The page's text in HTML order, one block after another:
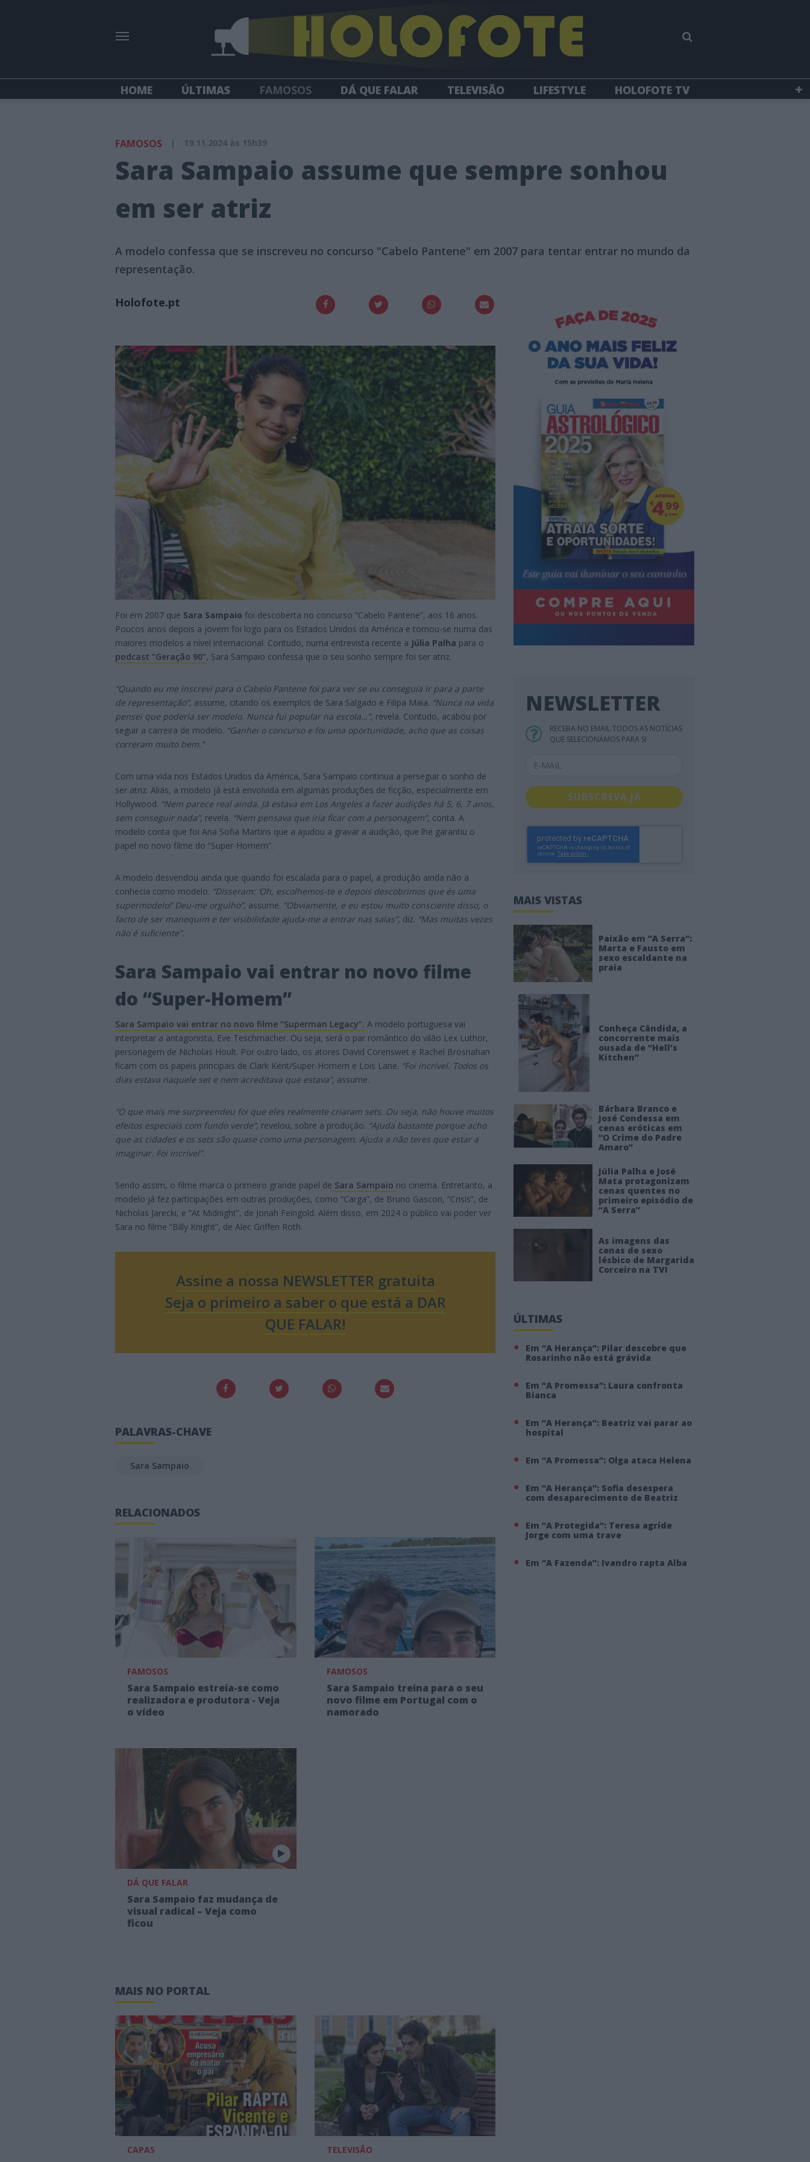
HOME ÚLTIMAS FAMOSOS DÁ QUE FALAR TELEVISÃO LIFESTYLE
HOLOFOTE TV
FAMOSOS | 19.11.2024 às 15h39
Sara Sampaio assume que sempre sonhou
em ser atriz
A modelo confessa que se inscreveu no concurso "Cabelo Pantene" em 2007 para tentar entrar no mundo da
representação.
Holofote.pt
Foi em 2007 que Sara Sampaio foi descoberta no concurso “Cabelo Pantene”, aos 16 anos.
Poucos anos depois a jovem foi logo para os Estados Unidos da América e tornou-se numa das
maiores modelos a nível internacional. Contudo, numa entrevista recente a Júlia Palha para o
podcast “Geração 90”, Sara Sampaio confessa que o seu sonho sempre foi ser atriz.
“Quando eu me inscrevi para o Cabelo Pantene foi para ver se eu conseguia ir para a parte
de representação”, assume, citando os exemplos de Sara Salgado e Filipa Maia. “Nunca na vida
pensei que poderia ser modelo. Nunca fui popular na escola…”, revela. Contudo, acabou por
seguir a carreira de modelo. “Ganhei o concurso e foi uma oportunidade, acho que as coisas
correram muito bem.”
Com uma vida nos Estados Unidos da América, Sara Sampaio continua a perseguir o sonho de
ser atriz. Aliás, a modelo já está envolvida em algumas produções de ficção, especialmente em
Hollywood. “Nem parece real ainda. Já estava em Los Angeles a fazer audições há 5, 6, 7 anos,
sem conseguir nada”, revela. “Nem pensava que iria ficar com a personagem”, conta. A
modelo conta que foi Ana Sofia Martins que a ajudou a gravar a audição, que lhe garantiu o
papel no novo filme do “Super-Homem”.
A modelo desvendou ainda que quando foi escalada para o papel, a produção ainda não a
conhecia como modelo. “Disseram: ‘Oh, escolhemos-te e depois descobrimos que és uma
supermodelo!’ Deu-me orgulho”, assume. “Obviamente, e eu estou muito consciente disso, o
facto de ser manequim e ter visibilidade ajuda-me a entrar nas salas”, diz. “Mas muitas vezes
não é suficiente”.
Sara Sampaio vai entrar no novo filme
do “Super-Homem”
Sara Sampaio vai entrar no novo filme “Superman Legacy”. A modelo portuguesa vai
interpretar a antagonista, Eve Teschmacher. Ou seja, será o par romântico do vilão Lex Luthor,
personagem de Nicholas Hoult. Por outro lado, os atores David Corenswet e Rachel Brosnahan
ficam com os papeis principais de Clark Kent/Super-Homem e Lois Lane. “Foi incrível. Todos os
dias estava naquele set e nem acreditava que estava”, assume.
“O que mais me surpreendeu foi que eles realmente criaram sets. Ou seja, não houve muitos
efeitos especiais com fundo verde”, revelou, sobre a produção. “Ajuda bastante porque acho
que as cidades e os sets são quase como uma personagem. Ajuda a não teres que estar a
imaginar. Foi incrível”.
Sendo assim, o filme marca o primeiro grande papel de Sara Sampaio no cinema. Entretanto, a
modelo já fez participações em outras produções, como “Carga”, de Bruno Gascon, “Crisis”, de
Nicholas Jarecki, e “At Midnight”, de Jonah Feingold. Além disso, em 2024 o público vai poder ver
Sara no filme “Billy Knight”, de Alec Griffen Roth.
Assine a nossa NEWSLETTER gratuita
Seja o primeiro a saber o que está a DAR
QUE FALAR!
PALAVRAS-CHAVE
Sara Sampaio
RELACIONADOS
FAMOSOS
Sara Sampaio estreia-se como
realizadora e produtora - Veja
o vídeo
FAMOSOS
Sara Sampaio treina para o seu
novo filme em Portugal com o
namorado
DÁ QUE FALAR
Sara Sampaio faz mudança de
visual radical – Veja como
ficou
MAIS NO PORTAL
CAPAS TELEVISÃO
NEWSLETTER
RECEBA NO EMAIL TODOS AS NOTÍCIAS
QUE SELECIONÁMOS PARA SI
SUBSCREVA JÁ
MAIS VISTAS
Paixão em “A Serra”:
Marta e Fausto em
sexo escaldante na
praia
Conheça Cândida, a
concorrente mais
ousada de “Hell’s
Kitchen”
Bárbara Branco e
José Condessa em
cenas eróticas em
“O Crime do Padre
Amaro”
Júlia Palha e José
Mata protagonizam
cenas quentes no
primeiro episódio de
“A Serra”
As imagens das
cenas de sexo
lésbico de Margarida
Corceiro na TVI
ÚLTIMAS
Em “A Herança”: Pilar descobre que
Rosarinho não está grávida
Em “A Promessa”: Laura confronta
Bianca
Em “A Herança”: Beatriz vai parar ao
hospital
Em “A Promessa”: Olga ataca Helena
Em “A Herança”: Sofia desespera
com desaparecimento de Beatriz
Em “A Protegida”: Teresa agride
Jorge com uma trave
Em “A Fazenda”: Ivandro rapta Alba